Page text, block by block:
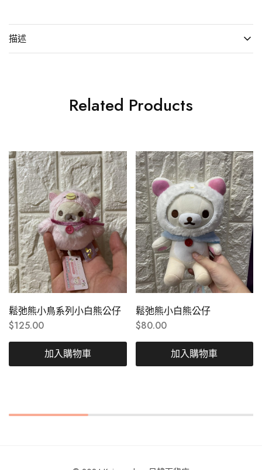
描述
Related Products
鬆弛熊小鳥系列小白熊公仔
$125.00
加入購物車
鬆弛熊小白熊公仔
$80.00
加入購物車